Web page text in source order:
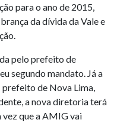
para o ano de 2015,
da dívida da Vale e
pelo prefeito de
segundo mandato. Já a
de Nova Lima,
a nova diretoria terá
que a AMIG vai